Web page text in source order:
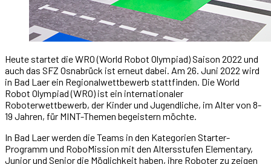
Heute startet die WRO (World Robot Olympiad) Saison 2022 und
auch das SFZ Osnabrück ist erneut dabei. Am 26. Juni 2022 wird
in Bad Laer ein Regionalwettbewerb stattfinden. Die World
Robot Olympiad (WRO) ist ein internationaler
Roboterwettbewerb, der Kinder und Jugendliche, im Alter von 8-
19 Jahren, für MINT-Themen begeistern möchte.
In Bad Laer werden die Teams in den Kategorien Starter-
Programm und RoboMission mit den Altersstufen Elementary,
Junior und Senior die Möglichkeit haben, ihre Roboter zu zeigen